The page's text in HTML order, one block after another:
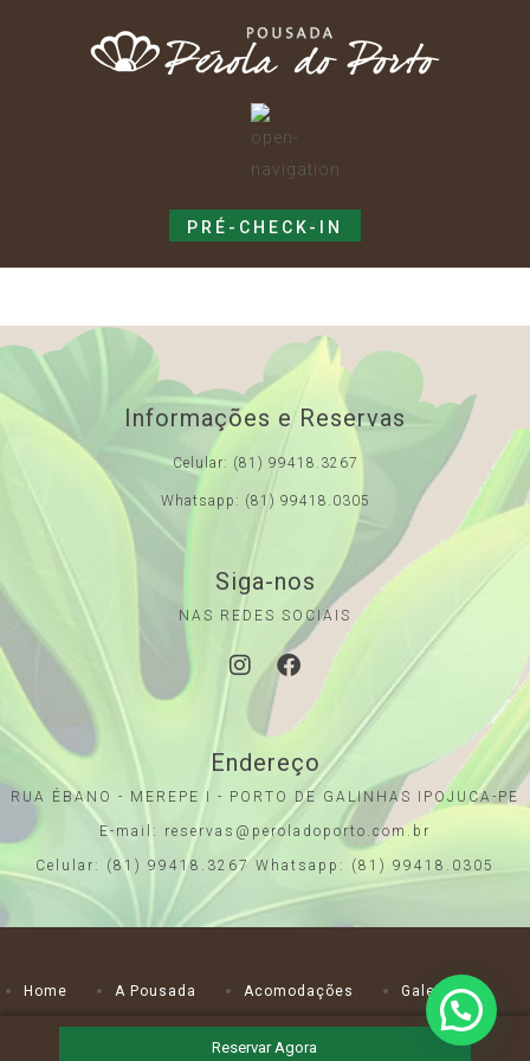
PRÉ-CHECK-IN
Informações e Reservas
Celular: (81) 99418.3267
Whatsapp: (81) 99418.0305
Siga-nos
NAS REDES SOCIAIS
Endereço
RUA ÉBANO - MEREPE I - PORTO DE GALINHAS IPOJUCA-PE
E-mail: reservas@peroladoporto.com.br
Celular: (81) 99418.3267 Whatsapp: (81) 99418.0305
Home A Pousada Acomodações
Galeria
A Praia
Contato
Reservar Agora